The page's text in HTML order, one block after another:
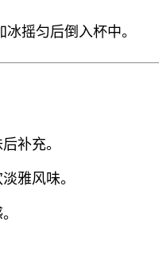
摇匀后倒入杯中。
补充。
雅风味。